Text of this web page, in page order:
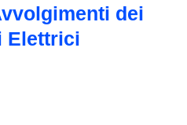
dei
Elettrici